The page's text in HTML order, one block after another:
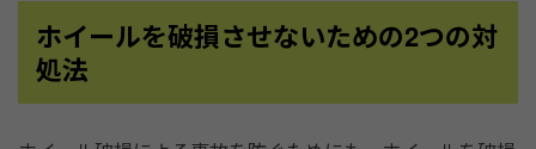
ホイールを破損させないための2つの対
処法